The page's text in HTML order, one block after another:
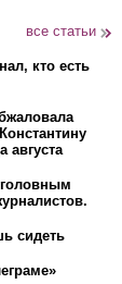
все статьи
кто есть
августа
сидеть